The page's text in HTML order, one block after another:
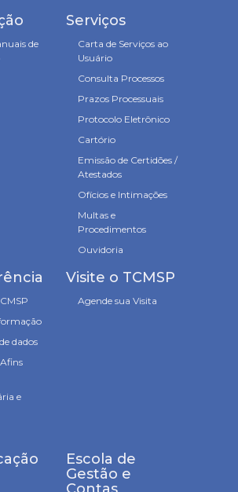
de
Serviços
Carta de Serviços ao
Usuário
Consulta Processos
Prazos Processuais
Protocolo Eletrônico
Cartório
Emissão de Certidões /
Atestados
Ofícios e Intimações
Multas e
Procedimentos
Ouvidoria
dados
e
Visite o TCMSP
Agende sua Visita
Escola de
Gestão e